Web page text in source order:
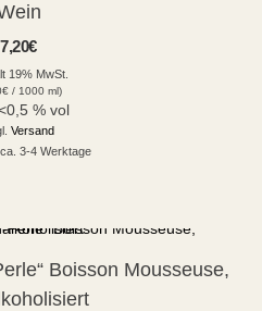
7,20€
19% MwSt.
€/ 1000 ml)
% vol
Versand
3-4 Werktage
Boisson Mousseuse,